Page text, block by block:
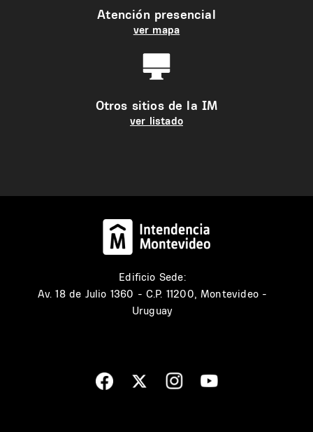
Atención presencial
ver mapa
Otros sitios de la IM
ver listado
Edificio Sede:
Av. 18 de Julio 1360 - C.P. 11200, Montevideo -
Uruguay